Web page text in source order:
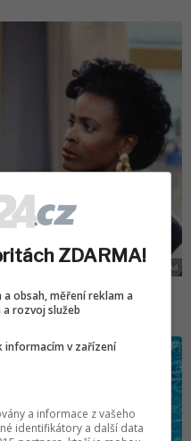
ZDARMA!
obsah, měření reklam a
rozvoj služeb
informacím v zařízení
a informace z vašeho
identifikátory a další data